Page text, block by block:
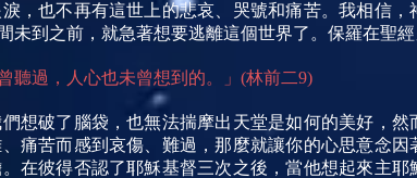
，也不再有這世上的悲哀、哭號和痛苦。我相信，
到之前，就急著想要逃離這個世界了。保羅在聖經
聽過，人心也未曾想到的。」(林前二9)
想破了腦袋，也無法揣摩出天堂是如何的美好，然
痛苦而感到哀傷、難過，那麼就讓你的心思意念因
在彼得否認了耶穌基督三次之後，當他想起來主耶